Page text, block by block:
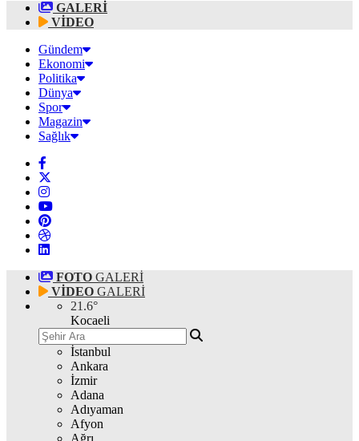
GALERİ
VİDEO
Gündem
Ekonomi
Politika
Dünya
Spor
Magazin
Sağlık
FOTO GALERİ
VİDEO GALERİ
21.6°
Kocaeli
İstanbul
Ankara
İzmir
Adana
Adıyaman
Afyon
Ağrı